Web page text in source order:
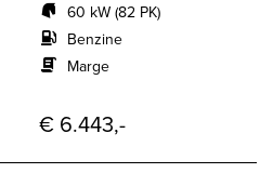
60 kW (82 PK)
Benzine
Marge
€ 6.443,-